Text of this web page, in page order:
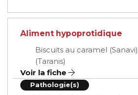
Aliment hypoprotidique
Biscuits au caramel
(Taranis)
Voir la fiche
Pathologie(s)